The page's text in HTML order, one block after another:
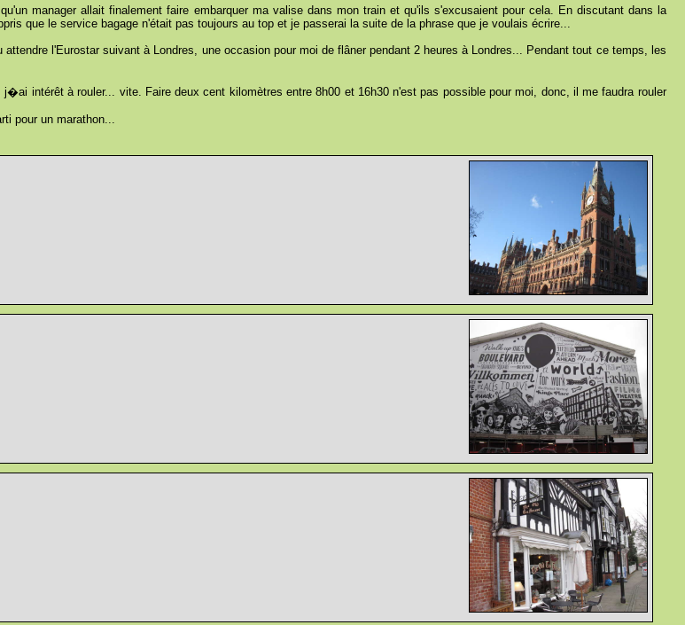
manager allait finalement faire embarquer ma valise dans mon train et qu'ils s'excusaient pour cela. En discutant dans la
que le service bagage n'était pas toujours au top et je passerai la suite de la phrase que je voulais écrire...
l'Eurostar suivant à Londres, une occasion pour moi de flâner pendant 2 heures à Londres... Pendant tout ce temps, les
intérêt à rouler... vite. Faire deux cent kilomètres entre 8h00 et 16h30 n'est pas possible pour moi, donc, il me faudra rouler
pour un marathon...